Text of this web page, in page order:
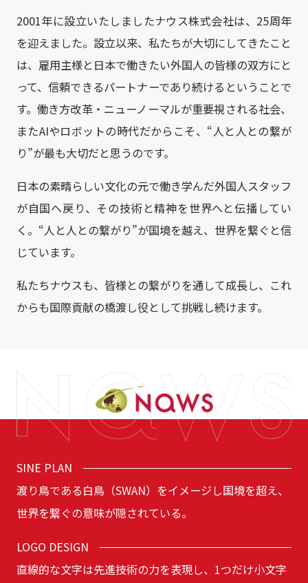
2001年に設立いたしましたナウス株式会社は、25周年
を迎えました。設立以来、私たちが大切にしてきたこと
は、雇用主様と日本で働きたい外国人の皆様の双方にと
って、信頼できるパートナーであり続けるということで
す。働き方改革・ニューノーマルが重要視される社会、
またAIやロボットの時代だからこそ、“人と人との繋が
り”が最も大切だと思うのです。
日本の素晴らしい文化の元で働き学んだ外国人スタッフ
が自国へ戻り、その技術と精神を世界へと伝播してい
く。“人と人との繋がり”が国境を越え、世界を繋ぐと信
じています。
私たちナウスも、皆様との繋がりを通して成⻑し、これ
からも国際貢献の橋渡し役として挑戦し続けます。
SINE PLAN
渡り鳥である白鳥（SWAN）をイメージし国境を超え、
世界を繋ぐの意味が隠されている。
LOGO DESIGN
直線的な文字は先進技術の力を表現し、1つだけ小文字